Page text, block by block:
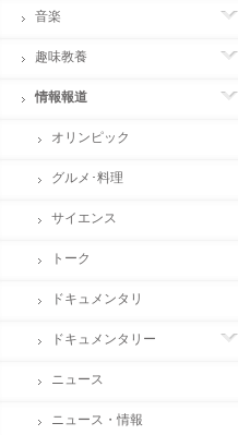
音楽
趣味教養
情報報道
オリンピック
グルメ･料理
サイエンス
トーク
ドキュメンタリ
ドキュメンタリー
ニュース
ニュース・情報